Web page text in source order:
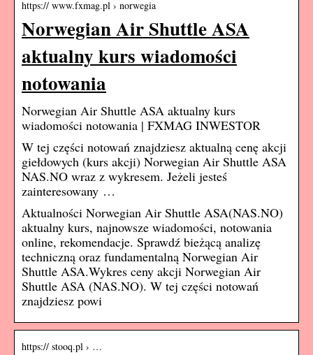
https:// www.fxmag.pl › norwegia
Norwegian Air Shuttle ASA
aktualny kurs wiadomości
notowania
Norwegian Air Shuttle ASA aktualny kurs
wiadomości notowania | FXMAG INWESTOR
W tej części notowań znajdziesz aktualną cenę akcji
giełdowych (kurs akcji) Norwegian Air Shuttle ASA
NAS.NO wraz z wykresem. Jeżeli jesteś
zainteresowany …
Aktualności Norwegian Air Shuttle ASA(NAS.NO)
aktualny kurs, najnowsze wiadomości, notowania
online, rekomendacje. Sprawdź bieżącą analizę
techniczną oraz fundamentalną Norwegian Air
Shuttle ASA.Wykres ceny akcji Norwegian Air
Shuttle ASA (NAS.NO). W tej części notowań
znajdziesz powi
https:// stooq.pl › …